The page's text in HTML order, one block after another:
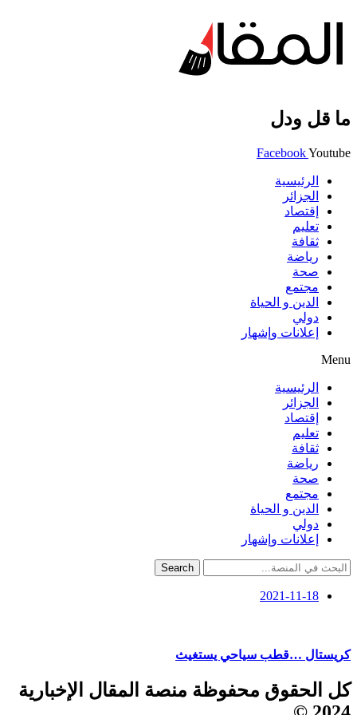
ما قل ودل
FacebookYoutube
الرئيسية
الجزائر
إقتصاد
تعليم
ثقافة
رياضة
صحة
مجتمع
الدين و الحياة
دولي
إعلانات وإشهار
Menu
الرئيسية
الجزائر
إقتصاد
تعليم
ثقافة
رياضة
صحة
مجتمع
الدين و الحياة
دولي
إعلانات وإشهار
Search
2021-11-18
كريستال …قطب سياحي يستغيث
كل الحقوق محفوظة منصة المقال الإخبارية